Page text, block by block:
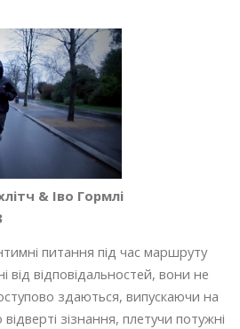
& Іво Гормлі
питання під час маршруту
від відповідальностей, вони не
здаються, випускаючи на
зізнання, плетучи потужні